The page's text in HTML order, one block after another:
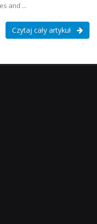
and ...
Czytaj cały artykuł